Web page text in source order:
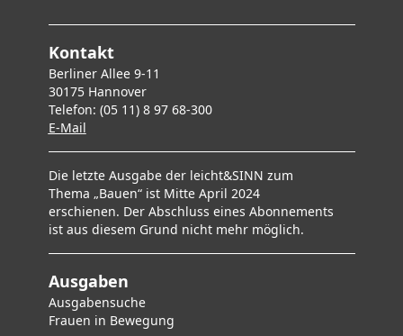
Kontakt
Berliner Allee 9-11
30175 Hannover
Telefon: (05 11) 8 97 68-300
E-Mail
Die letzte Ausgabe der leicht&SINN zum
Thema „Bauen“ ist Mitte April 2024
erschienen. Der Abschluss eines Abonnements
ist aus diesem Grund nicht mehr möglich.
Ausgaben
Ausgabensuche
Frauen in Bewegung